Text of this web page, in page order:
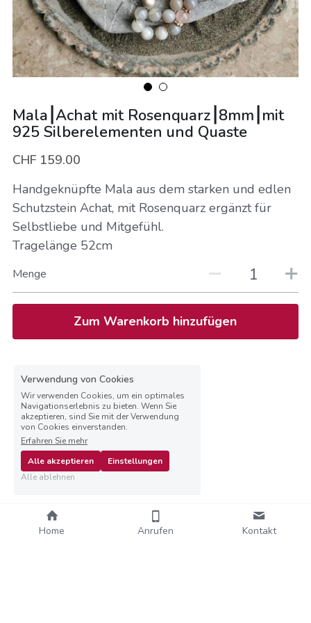
Energieschmuck
Mentorings
Bücher
Vorgespräch buchen
Mala⎮Achat mit Rosenquarz⎮8mm⎮mit
925 Silberelementen und Quaste
CHF 159.00
Handgeknüpfte Mala aus dem starken und edlen
Schutzstein Achat, mit Rosenquarz ergänzt für
Selbstliebe und Mitgefühl.
Tragelänge 52cm
Menge
Zum Warenkorb hinzufügen
Home Anrufen Kontakt
Verwendung von Cookies
Wir verwenden Cookies, um ein optimales
Navigationserlebnis zu bieten. Wenn Sie
akzeptieren, sind Sie mit der Verwendung
von Cookies einverstanden.
Erfahren Sie mehr
Alle akzeptieren
Einstellungen
Alle ablehnen